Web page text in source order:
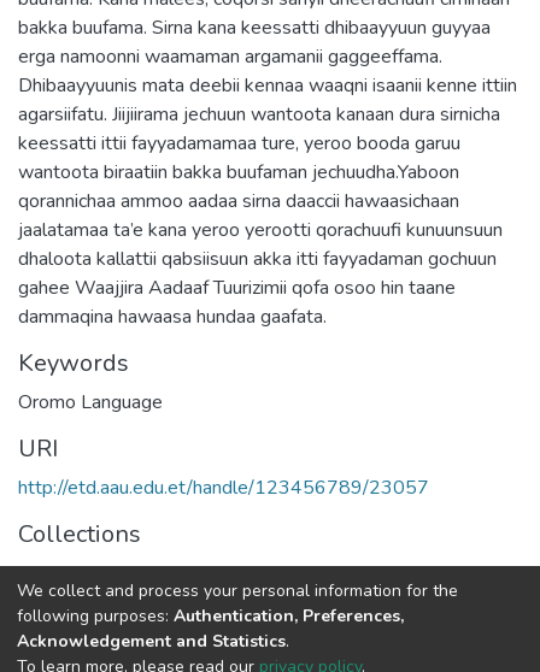
bakka buufama. Sirna kana keessatti dhibaayyuun guyyaa
erga namoonni waamaman argamanii gaggeeffama.
Dhibaayyuunis mata deebii kennaa waaqni isaanii kenne ittiin
agarsiifatu. Jiijiirama jechuun wantoota kanaan dura sirnicha
keessatti ittii fayyadamamaa ture, yeroo booda garuu
wantoota biraatiin bakka buufaman jechuudha.Yaboon
qorannichaa ammoo aadaa sirna daaccii hawaasichaan
jaalatamaa ta’e kana yeroo yerootti qorachuufi kunuunsuun
dhaloota kallattii qabsiisuun akka itti fayyadaman gochuun
gahee Waajjira Aadaaf Tuurizimii qofa osoo hin taane
dammaqina hawaasa hundaa gaafata.
Keywords
Oromo Language
URI
http://etd.aau.edu.et/handle/123456789/23057
Collections
Oromo Language, Literature and Folklore
Full item page
We collect and process your personal information for the
following purposes: Authentication, Preferences,
Acknowledgement and Statistics.
To learn more, please read our privacy policy.